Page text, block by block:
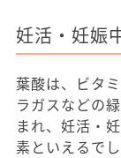
妊活・妊娠
葉酸は、ビタ
ラガスなどの
まれ、妊活・
素といえるでし